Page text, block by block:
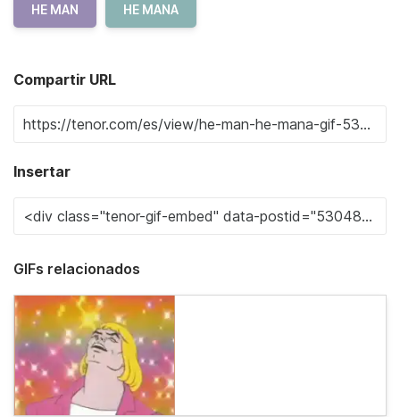
HE MAN HE MANA
Compartir URL
Insertar
GIFs relacionados